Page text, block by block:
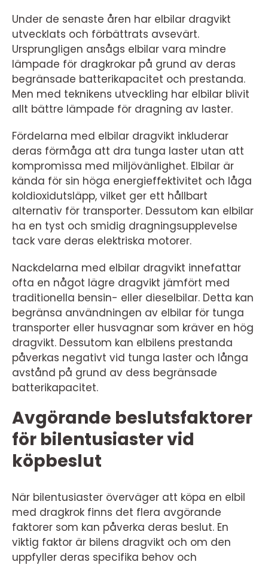
Under de senaste åren har elbilar dragvikt
utvecklats och förbättrats avsevärt.
Ursprungligen ansågs elbilar vara mindre
lämpade för dragkrokar på grund av deras
begränsade batterikapacitet och prestanda.
Men med teknikens utveckling har elbilar blivit
allt bättre lämpade för dragning av laster.
Fördelarna med elbilar dragvikt inkluderar
deras förmåga att dra tunga laster utan att
kompromissa med miljövänlighet. Elbilar är
kända för sin höga energieffektivitet och låga
koldioxidutsläpp, vilket ger ett hållbart
alternativ för transporter. Dessutom kan elbilar
ha en tyst och smidig dragningsupplevelse
tack vare deras elektriska motorer.
Nackdelarna med elbilar dragvikt innefattar
ofta en något lägre dragvikt jämfört med
traditionella bensin- eller dieselbilar. Detta kan
begränsa användningen av elbilar för tunga
transporter eller husvagnar som kräver en hög
dragvikt. Dessutom kan elbilens prestanda
påverkas negativt vid tunga laster och långa
avstånd på grund av dess begränsade
batterikapacitet.
Avgörande beslutsfaktorer
för bilentusiaster vid
köpbeslut
När bilentusiaster överväger att köpa en elbil
med dragkrok finns det flera avgörande
faktorer som kan påverka deras beslut. En
viktig faktor är bilens dragvikt och om den
uppfyller deras specifika behov och